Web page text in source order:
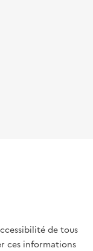
de tous
ces informations